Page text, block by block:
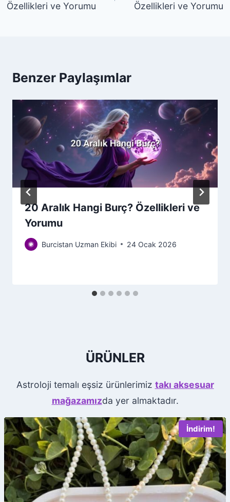
Özellikleri ve Yorumu
Özellikleri ve Yorumu
Benzer Paylaşımlar
20 Aralık Hangi Burç? Özellikleri ve
Yorumu
Burcistan Uzman Ekibi 24 Ocak 2026
ÜRÜNLER
Astroloji temalı eşsiz ürünlerimiz takı aksesuar
mağazamızda yer almaktadır.
İndirim!